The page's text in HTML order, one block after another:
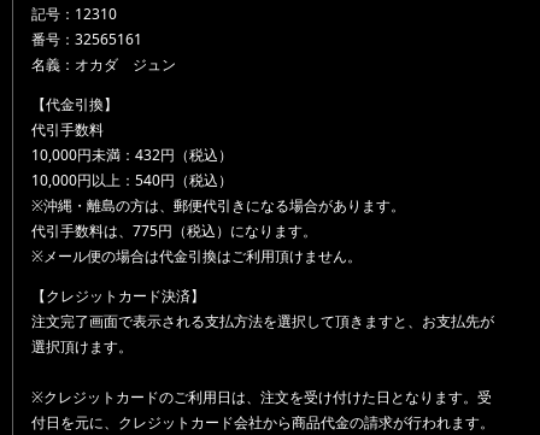
記号：12310
番号：32565161
名義：オカダ ジュン
【代金引換】
代引手数料
10,000円未満：432円（税込）
10,000円以上：540円（税込）
※沖縄・離島の方は、郵便代引きになる場合があります。
代引手数料は、775円（税込）になります。
※メール便の場合は代金引換はご利用頂けません。
【クレジットカード決済】
注文完了画面で表示される支払方法を選択して頂きますと、お支払先が
選択頂けます。
※クレジットカードのご利用日は、注文を受け付けた日となります。受
付日を元に、クレジットカード会社から商品代金の請求が行われます。